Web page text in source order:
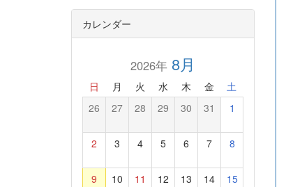
カレンダー
2026年8月
日 月 火 水 木 金 土
26 27 28 29 30 31 1
2 3 4 5 6 7 8
9 10 11 12 13 14 15